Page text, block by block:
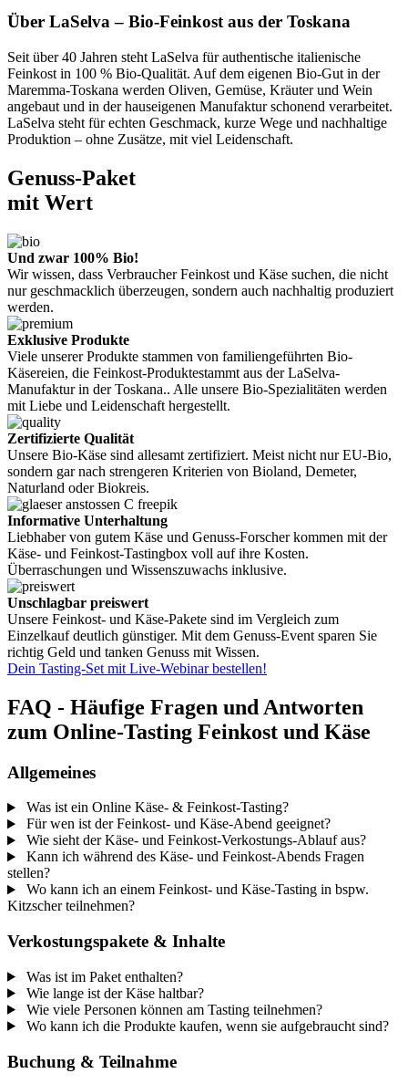
Über LaSelva – Bio-Feinkost aus der Toskana
Seit über 40 Jahren steht LaSelva für authentische italienische
Feinkost in 100 % Bio-Qualität. Auf dem eigenen Bio-Gut in der
Maremma-Toskana werden Oliven, Gemüse, Kräuter und Wein
angebaut und in der hauseigenen Manufaktur schonend verarbeitet.
LaSelva steht für echten Geschmack, kurze Wege und nachhaltige
Produktion – ohne Zusätze, mit viel Leidenschaft.
Genuss-Paket
mit Wert
Und zwar 100% Bio!
Wir wissen, dass Verbraucher Feinkost und Käse suchen, die nicht
nur geschmacklich überzeugen, sondern auch nachhaltig produziert
werden.
Exklusive Produkte
Viele unserer Produkte stammen von familiengeführten Bio-
Käsereien, die Feinkost-Produktestammt aus der LaSelva-
Manufaktur in der Toskana.. Alle unsere Bio-Spezialitäten werden
mit Liebe und Leidenschaft hergestellt.
Zertifizierte Qualität
Unsere Bio-Käse sind allesamt zertifiziert. Meist nicht nur EU-Bio,
sondern gar nach strengeren Kriterien von Bioland, Demeter,
Naturland oder Biokreis.
Informative Unterhaltung
Liebhaber von gutem Käse und Genuss-Forscher kommen mit der
Käse- und Feinkost-Tastingbox voll auf ihre Kosten.
Überraschungen und Wissenszuwachs inklusive.
Unschlagbar preiswert
Unsere Feinkost- und Käse-Pakete sind im Vergleich zum
Einzelkauf deutlich günstiger. Mit dem Genuss-Event sparen Sie
richtig Geld und tanken Genuss mit Wissen.
Dein Tasting-Set mit Live-Webinar bestellen!
FAQ - Häufige Fragen und Antworten
zum Online-Tasting Feinkost und Käse
Allgemeines
Was ist ein Online Käse- & Feinkost-Tasting?
Für wen ist der Feinkost- und Käse-Abend geeignet?
Wie sieht der Käse- und Feinkost-Verkostungs-Ablauf aus?
Kann ich während des Käse- und Feinkost-Abends Fragen
stellen?
Wo kann ich an einem Feinkost- und Käse-Tasting in bspw.
Kitzscher teilnehmen?
Verkostungspakete & Inhalte
Was ist im Paket enthalten?
Wie lange ist der Käse haltbar?
Wie viele Personen können am Tasting teilnehmen?
Wo kann ich die Produkte kaufen, wenn sie aufgebraucht sind?
Buchung & Teilnahme